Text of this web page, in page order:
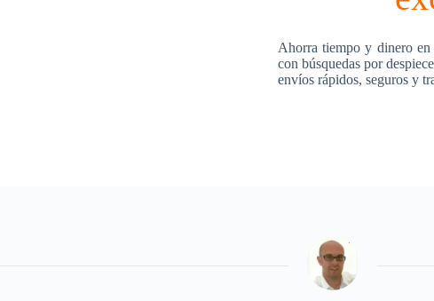
Ahorra tiempo y dinero en
con búsquedas por
envíos rápidos, seguros y